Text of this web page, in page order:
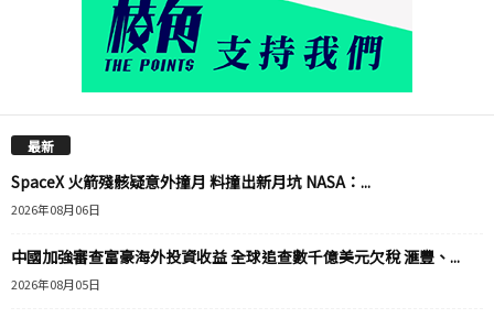
最新
SpaceX 火箭殘骸疑意外撞月 料撞出新月坑 NASA：...
2026年08月06日
中國加強審查富豪海外投資收益 全球追查數千億美元欠稅 滙豐、...
2026年08月05日